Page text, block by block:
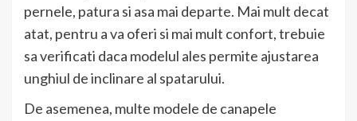
pernele, patura si asa mai departe. Mai mult decat
atat, pentru a va oferi si mai mult confort, trebuie
sa verificati daca modelul ales permite ajustarea
unghiul de inclinare al spatarului.
De asemenea, multe modele de canapele